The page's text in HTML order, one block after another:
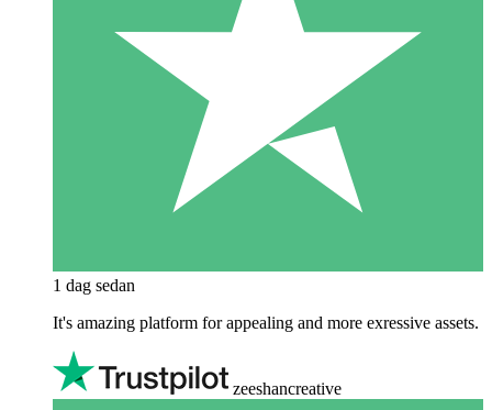
1 dag sedan
It's amazing platform for appealing and more exressive assets.
zeeshancreative